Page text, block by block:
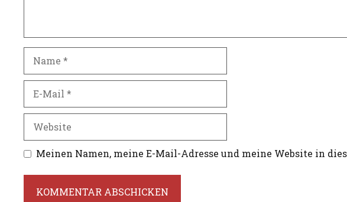
Mail
Meinen Namen, meine E-Mail-Adresse und meine Website in